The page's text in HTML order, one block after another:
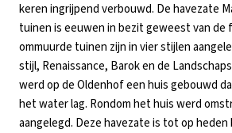
keren ingrijpend verbouwd. De havezate
tuinen is eeuwen in bezit geweest van de
ommuurde tuinen zijn in vier stijlen
stijl, Renaissance, Barok en de
werd op de Oldenhof een huis gebouwd
het water lag. Rondom het huis werd
aangelegd. Deze havezate is tot op